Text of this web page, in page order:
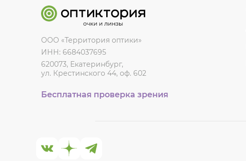
ООО «Территория оптики»
ИНН: 6684037695
620073, Екатеринбург,
ул. Крестинского 44, оф. 602
Бесплатная проверка зрения